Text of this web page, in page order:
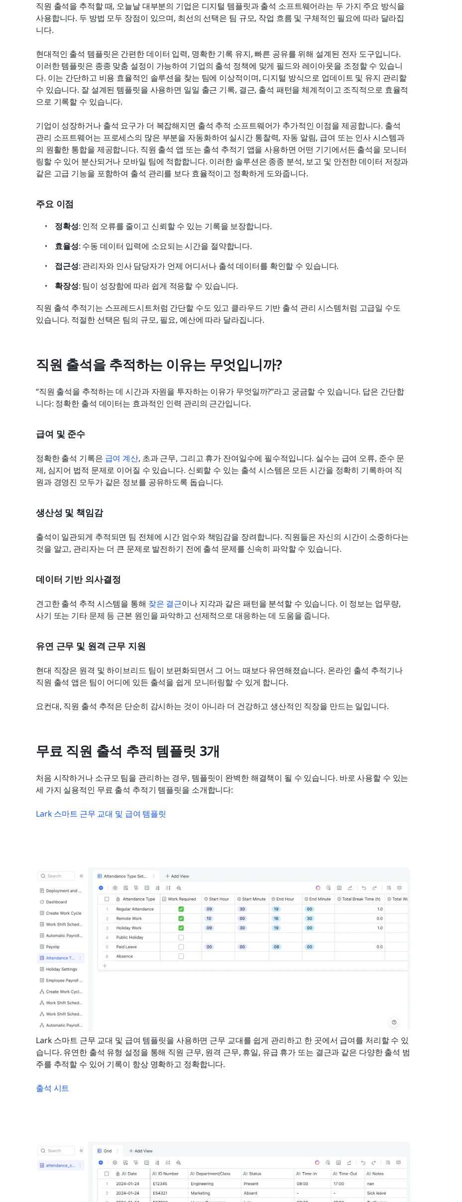
직원 출석을 추적할 때, 오늘날 대부분의 기업은 디지털 템플릿과 출석 소프트웨어라는 두 가지 주요 방식을
사용합니다. 두 방법 모두 장점이 있으며, 최선의 선택은 팀 규모, 작업 흐름 및 구체적인 필요에 따라 달라집
니다.
현대적인 출석 템플릿은 간편한 데이터 입력, 명확한 기록 유지, 빠른 공유를 위해 설계된 전자 도구입니다.
이러한 템플릿은 종종 맞춤 설정이 가능하여 기업의 출석 정책에 맞게 필드와 레이아웃을 조정할 수 있습니
다. 이는 간단하고 비용 효율적인 솔루션을 찾는 팀에 이상적이며, 디지털 방식으로 업데이트 및 유지 관리할
수 있습니다. 잘 설계된 템플릿을 사용하면 일일 출근 기록, 결근, 출석 패턴을 체계적이고 조직적으로 효율적
으로 기록할 수 있습니다.
기업이 성장하거나 출석 요구가 더 복잡해지면 출석 추적 소프트웨어가 추가적인 이점을 제공합니다. 출석
관리 소프트웨어는 프로세스의 많은 부분을 자동화하여 실시간 통찰력, 자동 알림, 급여 또는 인사 시스템과
의 원활한 통합을 제공합니다. 직원 출석 앱 또는 출석 추적기 앱을 사용하면 어떤 기기에서든 출석을 모니터
링할 수 있어 분산되거나 모바일 팀에 적합합니다. 이러한 솔루션은 종종 분석, 보고 및 안전한 데이터 저장과
같은 고급 기능을 포함하여 출석 관리를 보다 효율적이고 정확하게 도와줍니다.
주요 이점
정확성: 인적 오류를 줄이고 신뢰할 수 있는 기록을 보장합니다.
효율성: 수동 데이터 입력에 소요되는 시간을 절약합니다.
접근성: 관리자와 인사 담당자가 언제 어디서나 출석 데이터를 확인할 수 있습니다.
확장성: 팀이 성장함에 따라 쉽게 적응할 수 있습니다.
직원 출석 추적기는 스프레드시트처럼 간단할 수도 있고 클라우드 기반 출석 관리 시스템처럼 고급일 수도
있습니다. 적절한 선택은 팀의 규모, 필요, 예산에 따라 달라집니다.
직원 출석을 추적하는 이유는 무엇입니까?
“직원 출석을 추적하는 데 시간과 자원을 투자하는 이유가 무엇일까?”라고 궁금할 수 있습니다. 답은 간단합
니다: 정확한 출석 데이터는 효과적인 인력 관리의 근간입니다.
급여 및 준수
정확한 출석 기록은 급여 계산, 초과 근무, 그리고 휴가 잔여일수에 필수적입니다. 실수는 급여 오류, 준수 문
제, 심지어 법적 문제로 이어질 수 있습니다. 신뢰할 수 있는 출석 시스템은 모든 시간을 정확히 기록하여 직
원과 경영진 모두가 같은 정보를 공유하도록 돕습니다.
생산성 및 책임감
출석이 일관되게 추적되면 팀 전체에 시간 엄수와 책임감을 장려합니다. 직원들은 자신의 시간이 소중하다는
것을 알고, 관리자는 더 큰 문제로 발전하기 전에 출석 문제를 신속히 파악할 수 있습니다.
데이터 기반 의사결정
견고한 출석 추적 시스템을 통해 잦은 결근이나 지각과 같은 패턴을 분석할 수 있습니다. 이 정보는 업무량,
사기 또는 기타 문제 등 근본 원인을 파악하고 선제적으로 대응하는 데 도움을 줍니다.
유연 근무 및 원격 근무 지원
현대 직장은 원격 및 하이브리드 팀이 보편화되면서 그 어느 때보다 유연해졌습니다. 온라인 출석 추적기나
직원 출석 앱은 팀이 어디에 있든 출석을 쉽게 모니터링할 수 있게 합니다.
요컨대, 직원 출석 추적은 단순히 감시하는 것이 아니라 더 건강하고 생산적인 직장을 만드는 일입니다.
무료 직원 출석 추적 템플릿 3개
처음 시작하거나 소규모 팀을 관리하는 경우, 템플릿이 완벽한 해결책이 될 수 있습니다. 바로 사용할 수 있는
세 가지 실용적인 무료 출석 추적기 템플릿을 소개합니다:
Lark 스마트 근무 교대 및 급여 템플릿
Lark 스마트 근무 교대 및 급여 템플릿을 사용하면 근무 교대를 쉽게 관리하고 한 곳에서 급여를 처리할 수 있
습니다. 유연한 출석 유형 설정을 통해 직원 근무, 원격 근무, 휴일, 유급 휴가 또는 결근과 같은 다양한 출석 범
주를 추적할 수 있어 기록이 항상 명확하고 정확합니다.
출석 시트